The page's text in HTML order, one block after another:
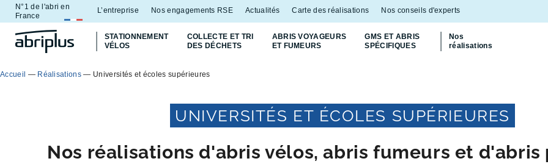
Aller
au
menu
Aller au
contenu
STATIONNEMENT
VÉLOS
COLLECTE ET TRI
DES DÉCHETS
ABRIS VOYAGEURS
ET FUMEURS
GMS ET ABRIS
SPÉCIFIQUES
Nos
réalisations
N°1 de l'abri en
France
L’entreprise Nos engagements RSE Actualités Carte des réalisations Nos conseils d'experts
Accueil — Réalisations — Universités et écoles supérieures
UNIVERSITÉS ET ÉCOLES SUPÉRIEURES
Nos réalisations d'abris vélos, abris fumeurs et